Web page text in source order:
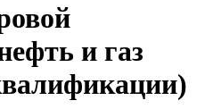
и газ